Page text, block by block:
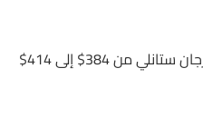
384$ إلى 414$